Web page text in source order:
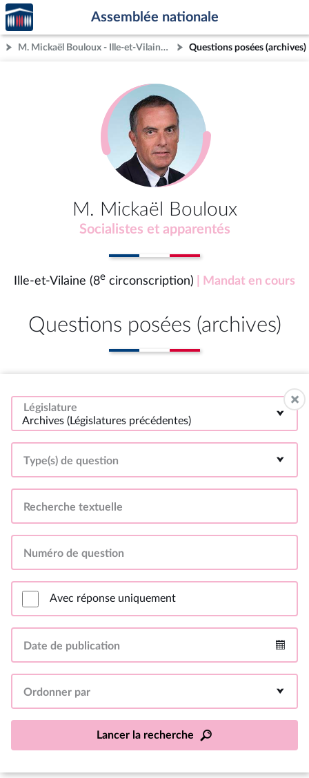
Aller au contenu
Aller en bas de la page
Accèder
à la
page
d'accueil
Assemblée nationale
M. Mickaël Bouloux - Ille-et-Vilaine (8e circonscription) Questions posées (archives)
M. Mickaël Bouloux
Socialistes et apparentés
Ille-et-Vilaine (8e circonscription) | Mandat en cours
Questions posées (archives)
Législature
Archives (Législatures précédentes)
Type(s) de question
Recherche textuelle
Numéro de question
Avec réponse uniquement
Date de publication
Ordonner par
Lancer la recherche